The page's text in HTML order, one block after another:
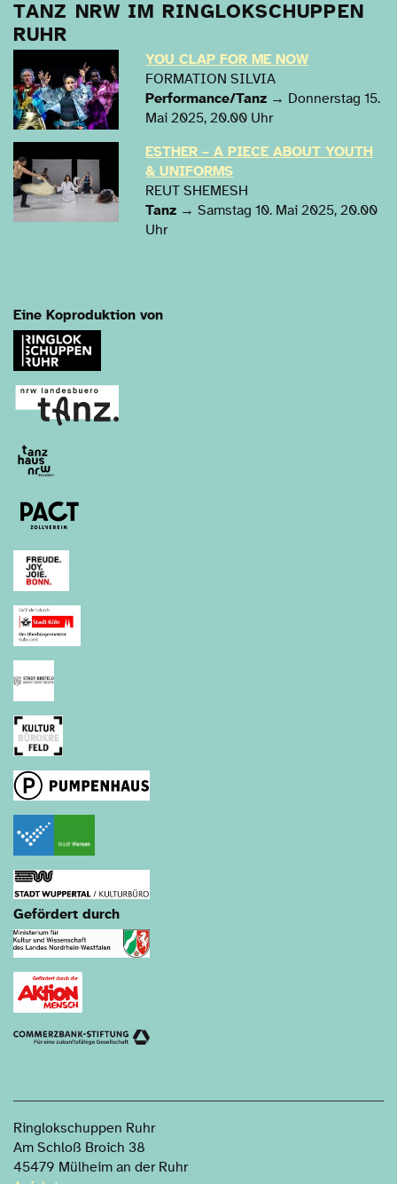
TANZ NRW IM RINGLOKSCHUPPEN
RUHR
YOU CLAP FOR ME NOW
FORMATION SILVIA
Performance/Tanz → Donnerstag 15.
Mai 2025, 20.00 Uhr
ESTHER – A PIECE ABOUT YOUTH
& UNIFORMS
REUT SHEMESH
Tanz → Samstag 10. Mai 2025, 20.00
Uhr
Eine Koproduktion von
Gefördert durch
Ringlokschuppen Ruhr
Am Schloß Broich 38
45479 Mülheim an der Ruhr